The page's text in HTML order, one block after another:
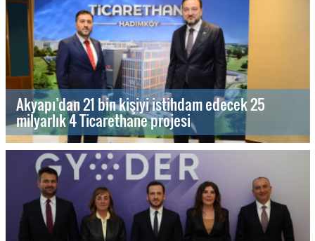
Akyapı’dan 21 bin kişiyi istihdam edecek 25
milyarlık 4 Ticarethane projesi